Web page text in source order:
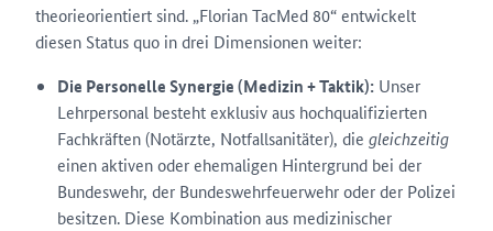
theorieorientiert sind. „Florian TacMed 80“ entwickelt
diesen Status quo in drei Dimensionen weiter:
Die Personelle Synergie (Medizin + Taktik): Unser
Lehrpersonal besteht exklusiv aus hochqualifizierten
Fachkräften (Notärzte, Notfallsanitäter), die gleichzeitig
einen aktiven oder ehemaligen Hintergrund bei der
Bundeswehr, der Bundeswehrfeuerwehr oder der Polizei
besitzen. Diese Kombination aus medizinischer